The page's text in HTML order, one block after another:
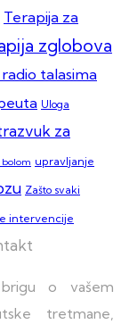
Terapija za
zglobova
talasima
Uloga
za
upravljanje
Zašto svaki
intervencije
brigu o vašem
tretmane,